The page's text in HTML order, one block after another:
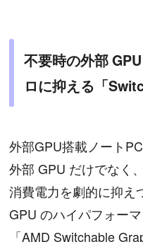
不要時の外部
ロに抑える「
外部GPU搭載ノート
外部 GPU だけでなく
消費電力を劇的に抑え
GPU のハイパフォー
「AMD Switchable